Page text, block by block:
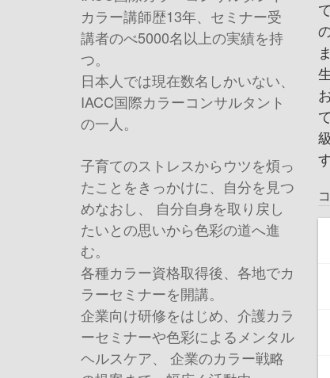
カラー講師歴13年、セミナー受
講者のべ5000名以上の実績を持
つ。
日本人では現在数名しかいない、
IACC国際カラーコンサルタント
の一人。
子育てのストレスからウツを煩っ
たことをきっかけに、自分を見つ
めなおし、 自分自身を取り戻し
たいとの思いから色彩の道へ進
む。
各種カラー資格取得後、各地でカ
ラーセミナーを開講。
企業向け研修をはじめ、介護カラ
ーセミナーや色彩によるメンタル
ヘルスケア、 企業のカラー戦略